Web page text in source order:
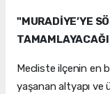
"MURADİYE’YE
Mecliste ilçenin en
yaşanan altyapı ve